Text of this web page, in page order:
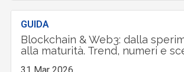
GUIDA
Blockchain & Web3: dalla
alla maturità. Trend, numeri e